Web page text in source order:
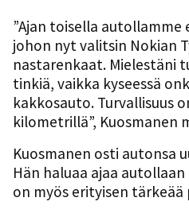
”Ajan toisella
johon nyt valitsin Nokian
nastarenkaat. Mielestäni
tinkiä, vaikka kyseessä
kakkosauto. Turvallisuus
kilometrillä”, Kuosmanen
Kuosmanen osti autonsa
Hän haluaa ajaa
on myös erityisen tärkeää